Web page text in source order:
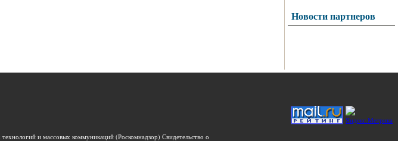
Новости партнеров
и массовых коммуникаций (Роскомнадзор) Свидетельство о